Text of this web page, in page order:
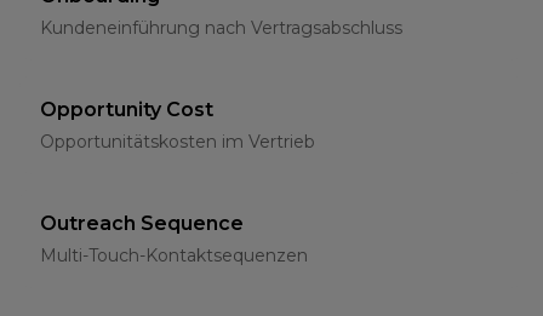
Kundeneinführung nach Vertragsabschluss
Opportunity Cost
Opportunitätskosten im Vertrieb
Outreach Sequence
Multi-Touch-Kontaktsequenzen